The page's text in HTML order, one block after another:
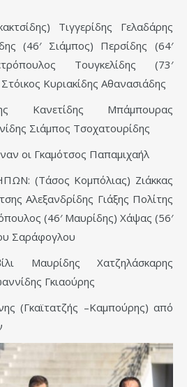
Τιγγερίδης Γελαδάρης
(46′ Σιάμπος) Περσίδης (64′
Τουγκελίδης (73′
Κυριακίδης Αθανασιάδης
Κανετίδης Μπάμπουρας
Σιάμπος Τσοχατουρίδης
οι Γκαμότσος Παπαμιχαήλ
(Τάσος Κομπόλιας) Ζιάκκας
Αλεξανδρίδης Γιάξης Πολίτης
(46′ Μαυρίδης) Χάψας (56′
Σαράφογλου
Μαυρίδης Χατζηλάσκαρης
Γκιαούρης
(Γκαϊτατζής –Καμπούρης) από